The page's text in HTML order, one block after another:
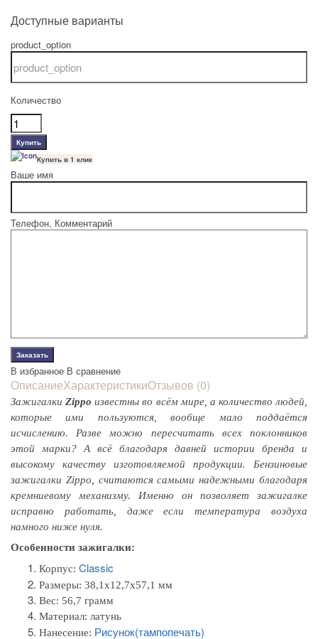
Доступные варианты
product_option
Количество
Купить в 1 клик
Ваше имя
Телефон, Комментарий
В избранное В сравнение
ОписаниеХарактеристикиОтзывов (0)
ЗажигалкиZippo известны во всём мире, а количество людей,
которые ими пользуются, вообще мало поддаётся
исчислению. Разве можно пересчитать всех поклонников
этой марки? А всё благодаря давней истории бренда и
высокому качеству изготовляемой продукции. Бензиновые
зажигалки Zippo, считаются самыми надежными благодаря
кремниевому механизму. Именно он позволяет зажигалке
исправно работать, даже если температура воздуха
намного ниже нуля.
Особенности зажигалки:
Корпус: Classic
Размеры: 38,1x12,7x57,1 мм
Вес: 56,7 грамм
Материал: латунь
Нанесение: Рисунок(тампопечать)